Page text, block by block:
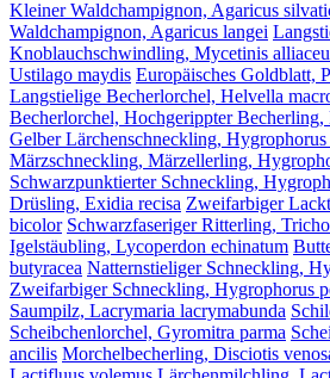
Kleiner Waldchampignon, Agaricus
Waldchampignon, Agaricus langei
Knoblauchschwindling, Mycetinis
Ustilago maydis Europäisches Goldblatt,
Langstielige Becherlorchel, Helvella
Becherlorchel, Hochgerippter Becherling,
Gelber Lärchenschneckling,
Märzschneckling, Märzellerling,
Schwarzpunktierter Schneckling,
Drüsling, Exidia recisa Zweifarbiger
bicolor Schwarzfaseriger Ritterling,
Igelstäubling, Lycoperdon echinatum
butyracea Natternstieliger Schneckling,
Zweifarbiger Schneckling, Hygrophorus
Saumpilz, Lacrymaria lacrymabunda
Scheibchenlorchel, Gyromitra parma
ancilis Morchelbecherling, Disciotis